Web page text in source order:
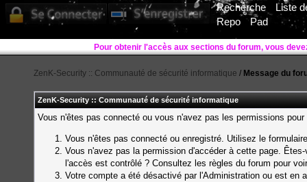
Recherche
Liste
Repo
Pad
Pour obtenir l'accès aux sections du forum, vous
ZenK-Security :: Communauté de sécurité informatique / Message du
ZenK-Security :: Communauté de sécurité informatique
Vous n'êtes pas connecté ou vous n'avez pas les permissions
Vous n'êtes pas connecté ou enregistré. Utilisez le
Vous n'avez pas la permission d'accéder à cette page.
l'accès est contrôlé ? Consultez les règles du forum pour
Votre compte a été désactivé par l'Administration ou est en